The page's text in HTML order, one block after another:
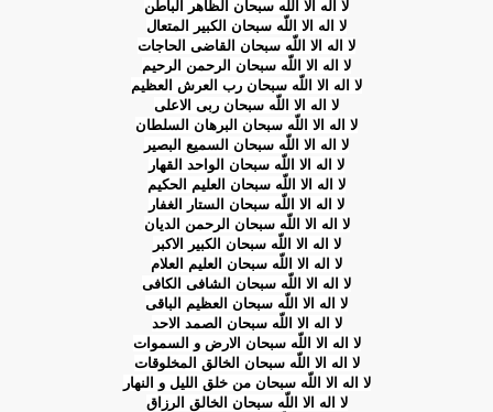
لا اله الا اللّه سبحان الظاهر الباطن
لا اله الا اللّه سبحان الكبیر المتعال
لا اله الا اللّه سبحان القاضى الحاجات
لا اله الا اللّه سبحان الرحمن الرحیم
لا اله الا اللّه سبحان رب العرش العظیم
لا اله الا اللّه سبحان ربى الاعلى
لا اله الا اللّه سبحان البرهان السلطان
لا اله الا اللّه سبحان السمیع البصیر
لا اله الا اللّه سبحان الواحد القهار
لا اله الا اللّه سبحان العلیم الحكیم
لا اله الا اللّه سبحان الستار الغفار
لا اله الا اللّه سبحان الرحمن الدیان
لا اله الا اللّه سبحان الكبیر الاكبر
لا اله الا اللّه سبحان العلیم العلام
لا اله الا اللّه سبحان الشافى الكافى
لا اله الا اللّه سبحان العظیم الباقى
لا اله الا اللّه سبحان الصمد الاحد
لا اله الا اللّه سبحان الارض و السموات
لا اله الا اللّه سبحان الخالق المخلوقات
لا اله الا اللّه سبحان من خلق اللیل و النهار
لا اله الا اللّه سبحان الخالق الرزاق